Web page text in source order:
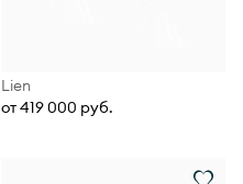
Lien
от 419 000 руб.